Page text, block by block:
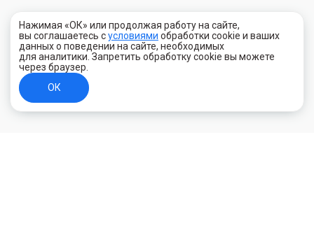
Нажимая «ОК» или продолжая работу на сайте,
вы соглашаетесь сусловиями обработки cookie и ваших
данных о поведении на сайте, необходимых
для аналитики. Запретить обработку cookie вы можете
через браузер.
ОК